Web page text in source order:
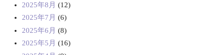
2025年8月 (12)
2025年7月 (6)
2025年6月 (8)
2025年5月 (16)